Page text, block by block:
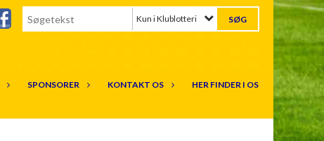
Kun i Klublotteri
SPONSORER KONTAKT OS HER FINDER I OS